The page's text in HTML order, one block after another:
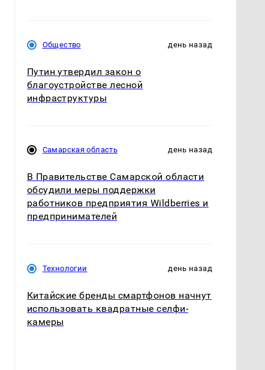
Общество день назад
Путин утвердил закон о
благоустройстве лесной
инфраструктуры
Самарская область день назад
В Правительстве Самарской области
обсудили меры поддержки
работников предприятия Wildberries и
предпринимателей
Технологии день назад
Китайские бренды смартфонов начнут
использовать квадратные селфи-
камеры